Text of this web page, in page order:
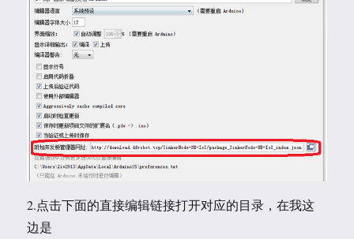
2.点击下面的直接编辑链接打开对应的目录，在我这
边是